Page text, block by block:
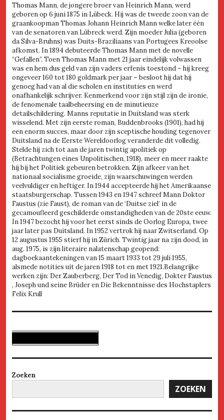
Thomas Mann, de jongere broer van Heinrich Mann, werd
geboren op 6 juni 1875 in Lübeck. Hij was de tweede zoon van de
graankoopman Thomas Johann Heinrich Mann welke later één
van de senatoren van Lübreck werd. Zijn moeder Julia (geboren
da Silva-Bruhns) was Duits-Braziliaans van Portugees Kreoolse
afkomst. In 1894 debuteerde Thomas Mann met de novelle
“Gefallen”. Toen Thomas Mann met 21 jaar eindelijk volwassen
was en hem dus geld van zijn vaders erfenis toestond – hij kreeg
ongeveer 160 tot 180 goldmark per jaar – besloot hij dat hij
genoeg had van al die scholen en instituties en werd
onafhankelijk schrijver. Kenmerkend voor zijn stijl zijn de ironie,
de fenomenale taalbeheersing en de minutieuze
detailschildering. Manns reputatie in Duitsland was sterk
wisselend. Met zijn eerste roman, Buddenbrooks (1901), had hij
een enorm succes, maar door zijn sceptische houding tegenover
Duitsland na de Eerste Wereldoorlog veranderde dit volledig.
Stelde hij zich tot aan de jaren twintig apolitiek op
(Betrachtungen eines Unpolitischen, 1918), meer en meer raakte
hij bij het Politiek gebeuren betrokken. Zijn afkeer van het
nationaal socialisme groeide, zijn waarschuwingen werden
veelvuldiger en heftiger. In 1944 accepteerde hij het Amerikaanse
staatsburgerschap. Tussen 1943 en 1947 schreef Mann Doktor
Faustus (zie Faust), de roman van de ‘Duitse ziel’ in de
gecamoufleerd geschilderde omstandigheden van de 20ste eeuw.
In 1947 bezocht hij voor het eerst sinds de Oorlog Europa, twee
jaar later pas Duitsland. In 1952 vertrok hij naar Zwitserland. Op
12 augustus 1955 stierf hij in Zürich. Twintig jaar na zijn dood, in
aug. 1975, is zijn literaire nalatenschap geopend:
dagboekaantekeningen van 15 maart 1933 tot 29 juli 1955,
alsmede notities uit de jaren 1918 tot en met 1921.Belangrijke
werken zijn: Der Zauberberg, Der Tod in Venedig, Dokter Faustus
, Joseph und seine Brüder en Die Bekenntnisse des Hochstaplers
Felix Krull
Zoeken
ZOEKEN